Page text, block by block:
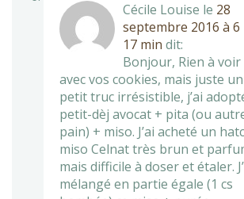
Cécile Louise le 28
septembre 2016 à 6
17 min dit:
Bonjour, Rien à voir
avec vos cookies, mais juste un
petit truc irrésistible, j’ai
petit-dèj avocat + pita (ou
pain) + miso. J’ai acheté un
miso Celnat très brun et
mais difficile à doser et étaler.
mélangé en partie égale (1 cs